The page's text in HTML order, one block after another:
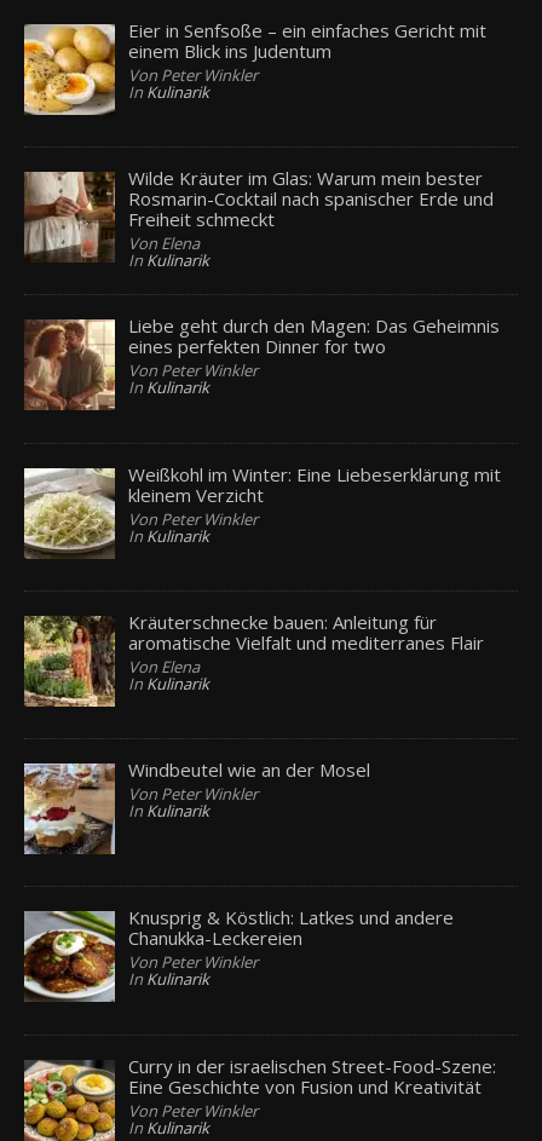
Eier in Senfsoße – ein einfaches Gericht mit
einem Blick ins Judentum
Von Peter Winkler
In Kulinarik
Wilde Kräuter im Glas: Warum mein bester
Rosmarin-Cocktail nach spanischer Erde und
Freiheit schmeckt
Von Elena
In Kulinarik
Liebe geht durch den Magen: Das Geheimnis
eines perfekten Dinner for two
Von Peter Winkler
In Kulinarik
Weißkohl im Winter: Eine Liebeserklärung mit
kleinem Verzicht
Von Peter Winkler
In Kulinarik
Kräuterschnecke bauen: Anleitung für
aromatische Vielfalt und mediterranes Flair
Von Elena
In Kulinarik
Windbeutel wie an der Mosel
Von Peter Winkler
In Kulinarik
Knusprig & Köstlich: Latkes und andere
Chanukka-Leckereien
Von Peter Winkler
In Kulinarik
Curry in der israelischen Street-Food-Szene:
Eine Geschichte von Fusion und Kreativität
Von Peter Winkler
In Kulinarik